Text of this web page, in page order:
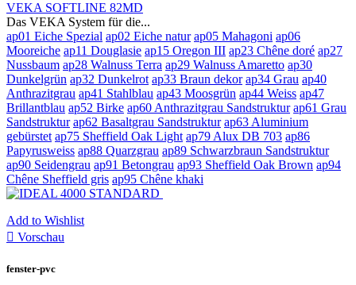
VEKA SOFTLINE 82MD
Das VEKA System für die...
ap01 Eiche Spezial ap02 Eiche natur ap05 Mahagoni ap06
Mooreiche ap11 Douglasie ap15 Oregon III ap23 Chêne doré ap27
Nussbaum ap28 Walnuss Terra ap29 Walnuss Amaretto ap30
Dunkelgrün ap32 Dunkelrot ap33 Braun dekor ap34 Grau ap40
Anthrazitgrau ap41 Stahlblau ap43 Moosgrün ap44 Weiss ap47
Brillantblau ap52 Birke ap60 Anthrazitgrau Sandstruktur ap61 Grau
Sandstruktur ap62 Basaltgrau Sandstruktur ap63 Aluminium
gebürstet ap75 Sheffield Oak Light ap79 Alux DB 703 ap86
Papyrusweiss ap88 Quarzgrau ap89 Schwarzbraun Sandstruktur
ap90 Seidengrau ap91 Betongrau ap93 Sheffield Oak Brown ap94
Chêne Sheffield gris ap95 Chêne khaki
Add to Wishlist
 Vorschau
fenster-pvc